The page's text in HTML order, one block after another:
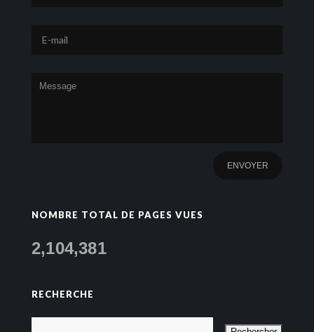
NOMBRE TOTAL DE PAGES VUES
2,104,381
RECHERCHE